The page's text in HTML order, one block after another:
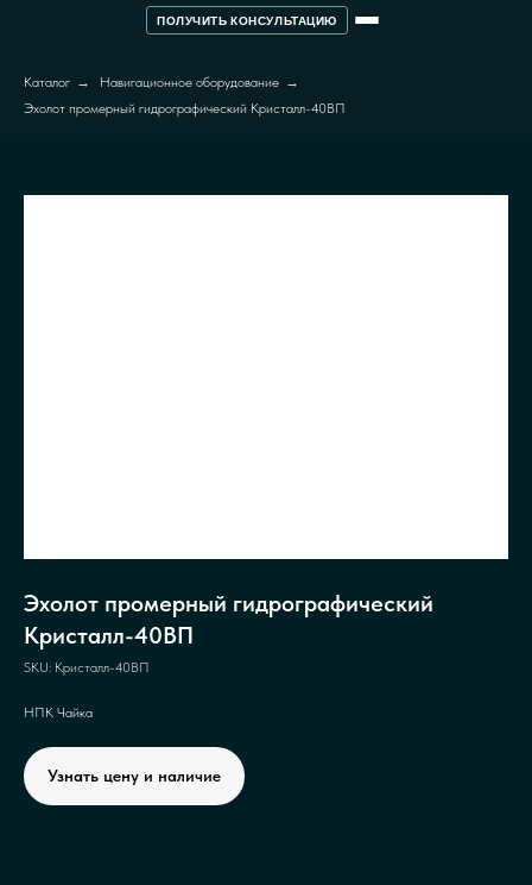
ПОЛУЧИТЬ КОНСУЛЬТАЦИЮ
Каталог → Навигационное оборудование →
Эхолот промерный гидрографический Кристалл-40ВП
Эхолот промерный гидрографический
Кристалл-40ВП
SKU: Кристалл-40ВП
НПК Чайка
Узнать цену и наличие